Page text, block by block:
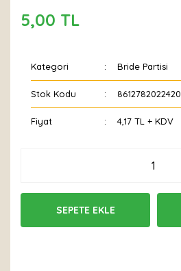
5,00 TL
Kategori Bride Partisi
Stok Kodu 8612782022420
Fiyat 4,17 TL + KDV
SEPETE EKLE